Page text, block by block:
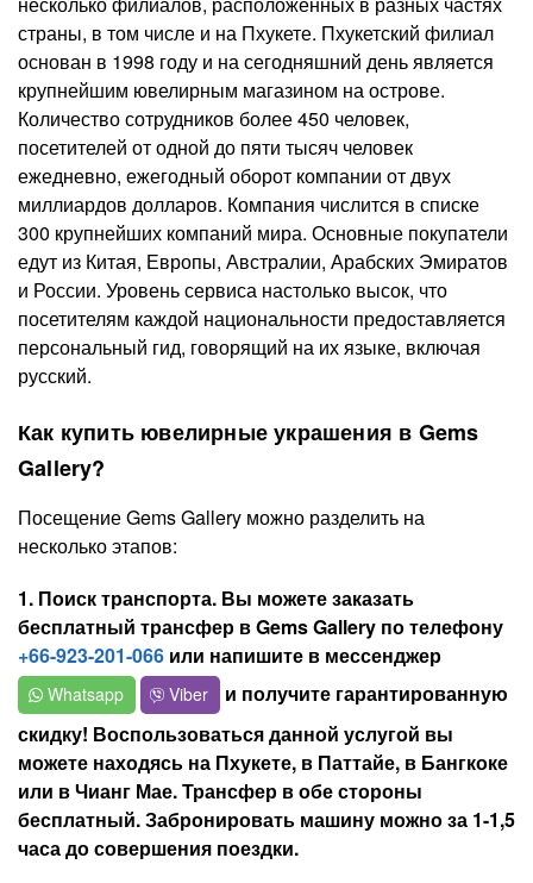
страны, в том числе и на Пхукете. Пхукетский филиал
основан в 1998 году и на сегодняшний день является
крупнейшим ювелирным магазином на острове.
Количество сотрудников более 450 человек,
посетителей от одной до пяти тысяч человек
ежедневно, ежегодный оборот компании от двух
миллиардов долларов. Компания числится в списке
300 крупнейших компаний мира. Основные покупатели
едут из Китая, Европы, Австралии, Арабских Эмиратов
и России. Уровень сервиса настолько высок, что
посетителям каждой национальности предоставляется
персональный гид, говорящий на их языке, включая
русский.
Как купить ювелирные украшения в Gems
Gallery?
Посещение Gems Gallery можно разделить на
несколько этапов:
1. Поиск транспорта. Вы можете заказать
бесплатный трансфер в Gems Gallery по телефону
+66-923-201-066 или напишите в мессенджер
Whatsapp Viber
и получите гарантированную
скидку! Воспользоваться данной услугой вы
можете находясь на Пхукете, в Паттайе, в Бангкоке
или в Чианг Мае. Трансфер в обе стороны
бесплатный. Забронировать машину можно за 1-1,5
часа до совершения поездки.